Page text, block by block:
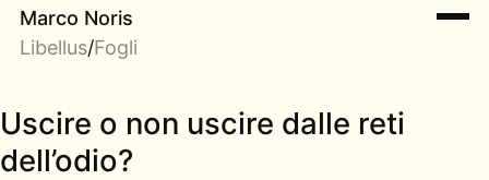
Marco Noris
Libellus/Fogli
Uscire o non uscire dalle reti
dell’odio?